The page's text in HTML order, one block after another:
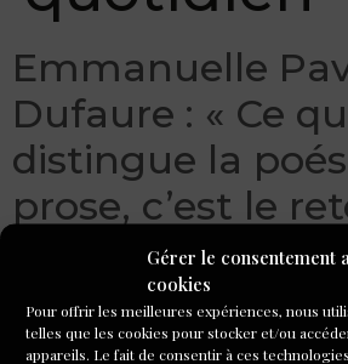
Gérer le consentement
cookies
Pour offrir les meilleures expériences, nous
telles que les cookies pour stocker et/ou
appareils. Le fait de consentir à ces
Emmanuelle
Dufaure : « Ce
distingue la
prose, c’est le